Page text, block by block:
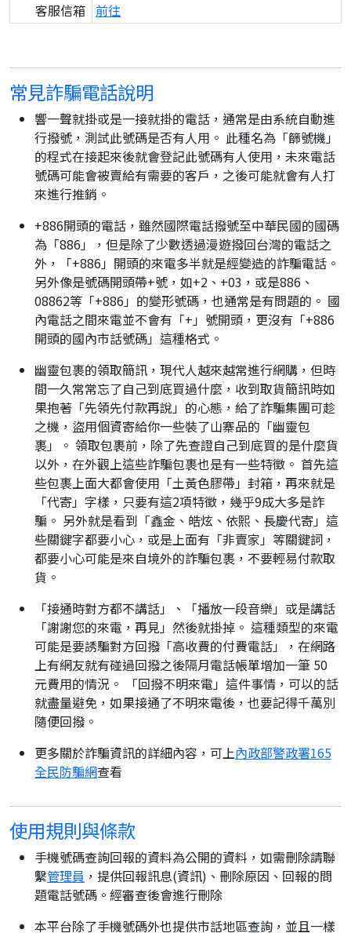
客服信箱 前往
常見詐騙電話說明
響一聲就掛或是一接就掛的電話，通常是由系統自動進
行撥號，測試此號碼是否有人用。 此種名為「篩號機」
的程式在接起來後就會登記此號碼有人使用，未來電話
號碼可能會被賣給有需要的客戶，之後可能就會有人打
來進行推銷。
+886開頭的電話，雖然國際電話撥號至中華民國的國碼
為「886」，但是除了少數透過漫遊撥回台灣的電話之
外，「+886」開頭的來電多半就是經變造的詐騙電話。
另外像是號碼開頭帶+號，如+2、+03，或是886、
08862等「+886」的變形號碼，也通常是有問題的。 國
內電話之間來電並不會有「+」號開頭，更沒有「+886
開頭的國內市話號碼」這種格式。
幽靈包裹的領取簡訊，現代人越來越常進行網購，但時
間一久常常忘了自己到底買過什麼，收到取貨簡訊時如
果抱著「先領先付款再說」的心態，給了詐騙集團可趁
之機，盜用個資寄給你一些裝了山寨品的「幽靈包
裹」。 領取包裹前，除了先查證自己到底買的是什麼貨
以外，在外觀上這些詐騙包裹也是有一些特徵。 首先這
些包裹上面大都會使用「土黃色膠帶」封箱，再來就是
「代寄」字樣，只要有這2項特徵，幾乎9成大多是詐
騙。 另外就是看到「鑫金、皓炫、依熙、長慶代寄」這
些關鍵字都要小心，或是上面有「非賣家」等關鍵詞，
都要小心可能是來自境外的詐騙包裹，不要輕易付款取
貨。
「接通時對方都不講話」、「播放一段音樂」或是講話
「謝謝您的來電，再見」然後就掛掉。 這種類型的來電
可能是要誘騙對方回撥「高收費的付費電話」，在網路
上有網友就有碰過回撥之後隔月電話帳單增加一筆 50
元費用的情況。 「回撥不明來電」這件事情，可以的話
就盡量避免，如果接通了不明來電後，也要記得千萬別
隨便回撥。
更多關於詐騙資訊的詳細內容，可上內政部警政署165
全民防騙網查看
使用規則與條款
手機號碼查詢回報的資料為公開的資料，如需刪除請聯
繫管理員 ，提供回報訊息(資訊)、刪除原因、回報的問
題電話號碼。經審查後會進行刪除
本平台除了手機號碼外也提供市話地區查詢，並且一樣